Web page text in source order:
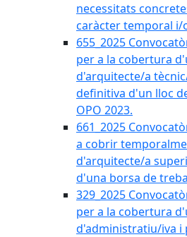
necessitats
caràcter temporal i/
655_2025
per a la cobertura
d'arquitecte/a
definitiva d'un lloc
OPO 2023.
661_2025
a cobrir
d'arquitecte/a
d'una borsa de
329_2025
per a la cobertura
d'administratiu/iva i